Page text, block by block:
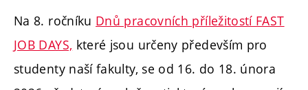
Na 8. ročníku Dnů pracovních příležitostí FAST
JOB DAYS, které jsou určeny především pro
studenty naší fakulty, se od 16. do 18. února